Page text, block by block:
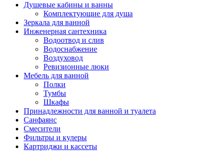
Душевые кабины и ванны
Комплектующие для душа
Зеркала для ванной
Инженерная сантехника
Водоотвод и слив
Водоснабжение
Воздуховод
Ревизионные люки
Мебель для ванной
Полки
Тумбы
Шкафы
Принадлежности для ванной и туалета
Санфаянс
Смесители
Фильтры и кулеры
Картриджи и кассеты